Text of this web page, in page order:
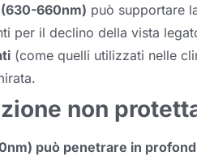
660nm) può supportare
per il declino della vista
(come quelli utilizzati nelle
non
può penetrare in